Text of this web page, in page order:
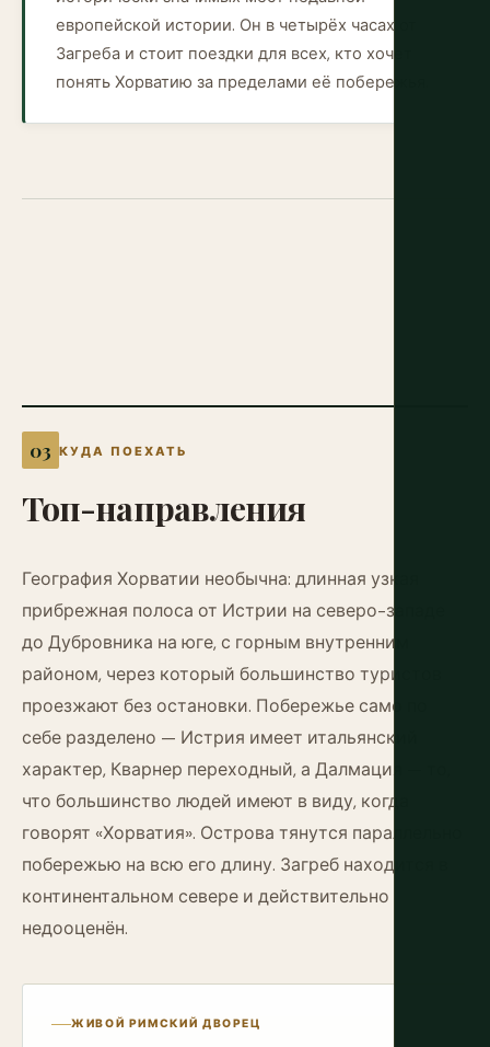
европейской истории. Он в четырёх часах от
Загреба и стоит поездки для всех, кто хочет
понять Хорватию за пределами её побережья.
КУДА ПОЕХАТЬ
Топ-направления
География Хорватии необычна: длинная узкая
прибрежная полоса от Истрии на северо-западе
до Дубровника на юге, с горным внутренним
районом, через который большинство туристов
проезжают без остановки. Побережье само по
себе разделено — Истрия имеет итальянский
характер, Кварнер переходный, а Далмация — то,
что большинство людей имеют в виду, когда
говорят «Хорватия». Острова тянутся параллельно
побережью на всю его длину. Загреб находится в
континентальном севере и действительно
недооценён.
ЖИВОЙ РИМСКИЙ ДВОРЕЦ